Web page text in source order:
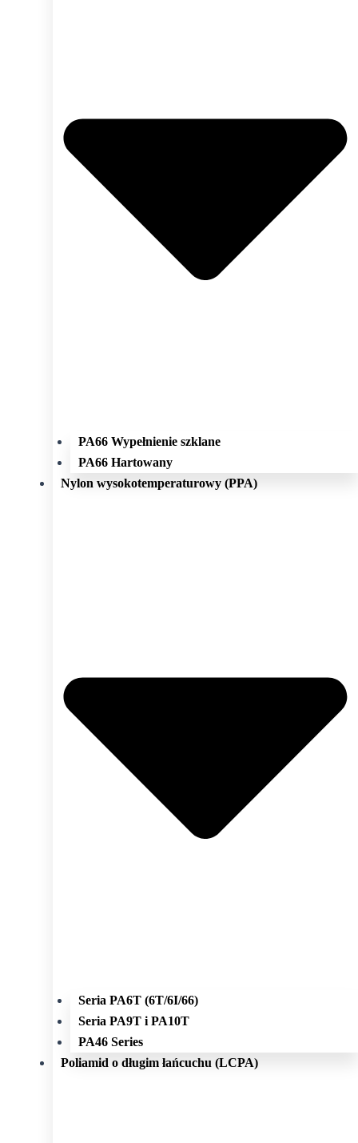
PA66 Wypełnienie szklane
PA66 Hartowany
Nylon wysokotemperaturowy (PPA)
Seria PA6T (6T/6I/66)
Seria PA9T i PA10T
PA46 Series
Poliamid o długim łańcuchu (LCPA)